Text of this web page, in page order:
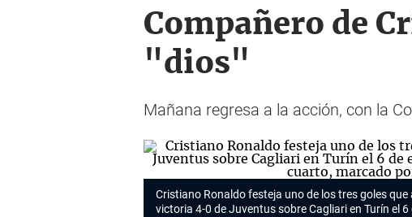
Compañero de
"dios"
Mañana regresa a la acción, con la
Cristiano Ronaldo festeja uno de los tres goles que
victoria 4-0 de Juventus sobre Cagliari en Turín el 6